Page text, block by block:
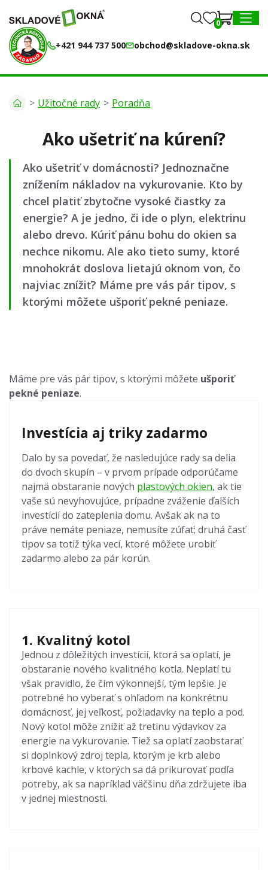
0
+421 944 737 500 obchod@skladove-okna.sk
0
Užitočné rady Poradňa
Ako ušetriť na kúrení?
Ako ušetriť v domácnosti? Jednoznačne
znížením nákladov na vykurovanie. Kto by
chcel platiť zbytočne vysoké čiastky za
energie? A je jedno, či ide o plyn, elektrinu
alebo drevo. Kúriť pánu bohu do okien sa
nechce nikomu. Ale ako tieto sumy, ktoré
mnohokrát doslova lietajú oknom von, čo
najviac znížiť? Máme pre vás pár tipov, s
ktorými môžete ušporiť pekné peniaze.
Máme pre vás pár tipov, s ktorými môžete ušporiť
pekné peniaze.
Investícia aj triky zadarmo
Dalo by sa povedať, že nasledujúce rady sa delia
do dvoch skupín – v prvom prípade odporúčame
najmä obstaranie nových plastových okien, ak tie
vaše sú nevyhovujúce, prípadne zváženie ďalších
investícií do zateplenia domu. Avšak ak na to
práve nemáte peniaze, nemusíte zúfať; druhá časť
tipov sa totiž týka vecí, ktoré môžete urobiť
zadarmo alebo za pár korún.
1. Kvalitný kotol
Jednou z dôležitých investícií, ktorá sa oplatí, je
obstaranie nového kvalitného kotla. Neplatí tu
však pravidlo, že čím výkonnejší, tým lepšie. Je
potrebné ho vyberať s ohľadom na konkrétnu
domácnosť, jej veľkosť, požiadavky na teplo a pod.
Nový kotol môže znížiť až tretinu výdavkov za
energie na vykurovanie. Tiež sa oplatí zaobstarať
si doplnkový zdroj tepla, ktorým je krb alebo
krbové kachle, v ktorých sa dá prikurovať podľa
potreby, ak sa napríklad väčšinu dňa zdržujete iba
v jednej miestnosti.